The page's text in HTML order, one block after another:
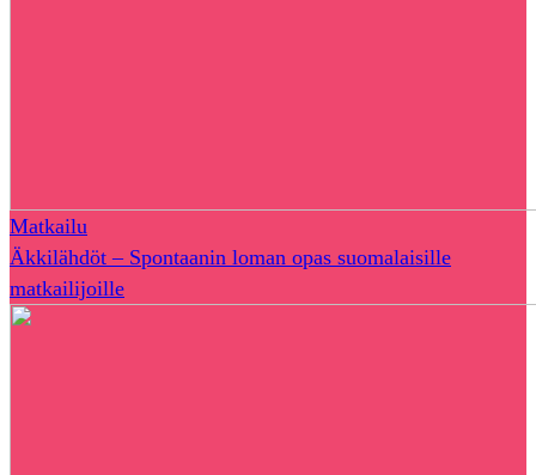
Matkailu
Äkkilähdöt – Spontaanin loman opas suomalaisille
matkailijoille